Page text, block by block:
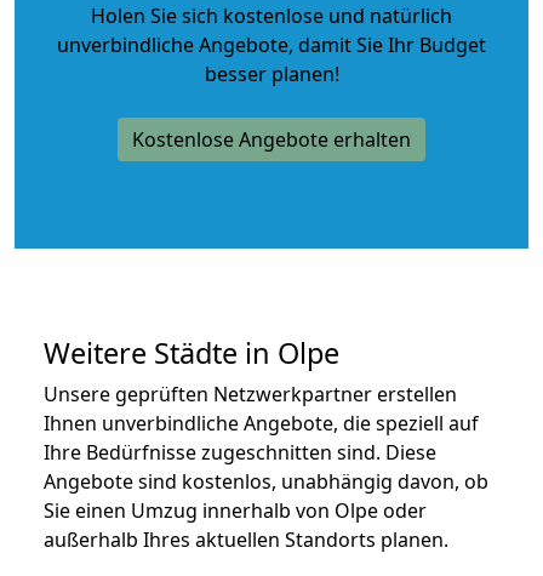
Holen Sie sich kostenlose und natürlich
unverbindliche Angebote, damit Sie Ihr Budget
besser planen!
Kostenlose Angebote erhalten
Weitere Städte in Olpe
Unsere geprüften Netzwerkpartner erstellen
Ihnen unverbindliche Angebote, die speziell auf
Ihre Bedürfnisse zugeschnitten sind. Diese
Angebote sind kostenlos, unabhängig davon, ob
Sie einen Umzug innerhalb von Olpe oder
außerhalb Ihres aktuellen Standorts planen.